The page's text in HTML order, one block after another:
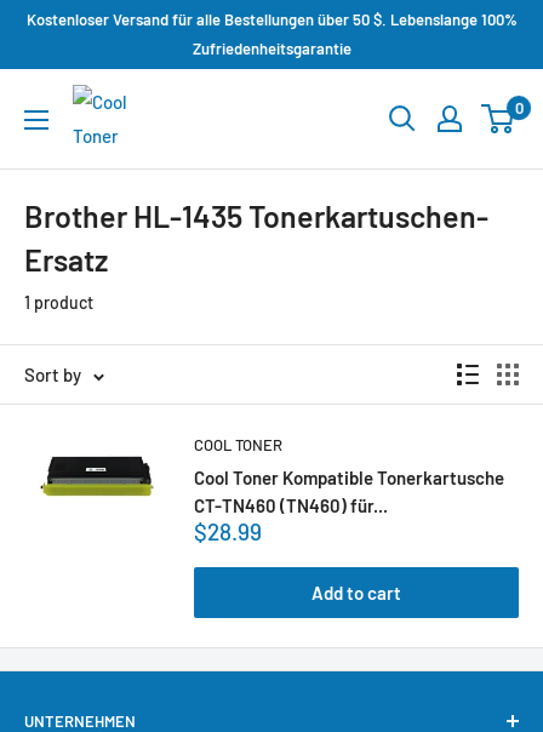
Kostenloser Versand für alle Bestellungen über 50 $. Lebenslange 100%
Zufriedenheitsgarantie
0
Brother HL-1435 Tonerkartuschen-
Ersatz
1 product
Sort by
COOL TONER
Cool Toner Kompatible Tonerkartusche
CT-TN460 (TN460) für...
$28.99
Add to cart
UNTERNEHMEN